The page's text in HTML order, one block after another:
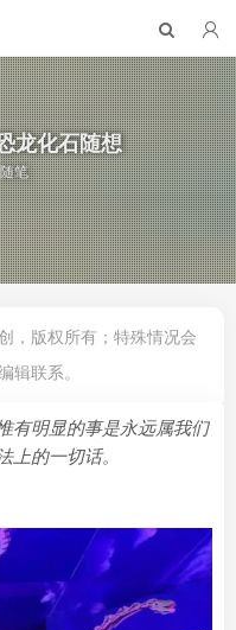
龙化石随想
随笔
，版权所有；特殊情况会
辑联系。
有明显的事是永远属我们
上的一切话。